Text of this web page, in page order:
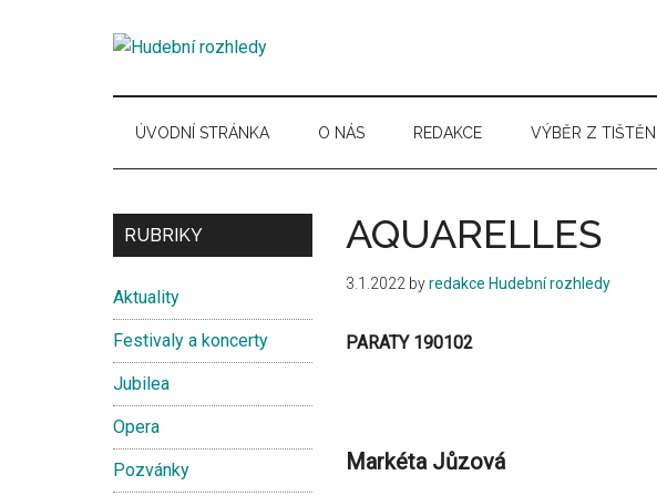
Hudební
rozhledy
pro
hudební
ÚVODNÍ STRÁNKA O NÁS REDAKCE VÝBĚR Z
AQUARELLES
3.1.2022 byredakce Hudební rozhledy
PARATY 190102
Markéta Jůzová
Secondary
RUBRIKY
Aktuality
Festivaly a koncerty
Jubilea
Opera
Pozvánky